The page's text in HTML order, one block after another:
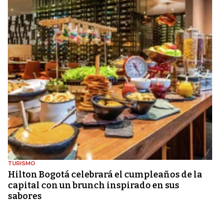
TURISMO
Hilton Bogotá celebrará el cumpleaños de la
capital con un brunch inspirado en sus
sabores